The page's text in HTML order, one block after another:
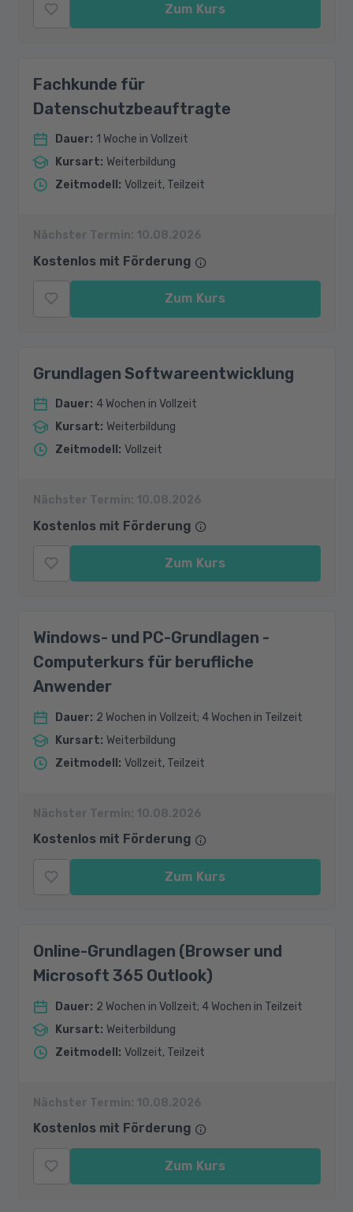
Zum Kurs
Fachkunde für
Datenschutzbeauftragte
Dauer: 1 Woche in Vollzeit
Kursart: Weiterbildung
Zeitmodell : Vollzeit, Teilzeit
Nächster Termin: 10.08.2026
Kostenlos mit Förderung
Zum Kurs
Grundlagen Softwareentwicklung
Dauer: 4 Wochen in Vollzeit
Kursart: Weiterbildung
Zeitmodell : Vollzeit
Nächster Termin: 10.08.2026
Kostenlos mit Förderung
Zum Kurs
Windows- und PC-Grundlagen -
Computerkurs für berufliche
Anwender
Dauer: 2 Wochen in Vollzeit; 4 Wochen in Teilzeit
Kursart: Weiterbildung
Zeitmodell : Vollzeit, Teilzeit
Nächster Termin: 10.08.2026
Kostenlos mit Förderung
Zum Kurs
Online-Grundlagen (Browser und
Microsoft 365 Outlook)
Dauer: 2 Wochen in Vollzeit; 4 Wochen in Teilzeit
Kursart: Weiterbildung
Zeitmodell : Vollzeit, Teilzeit
Nächster Termin: 10.08.2026
Kostenlos mit Förderung
Zum Kurs